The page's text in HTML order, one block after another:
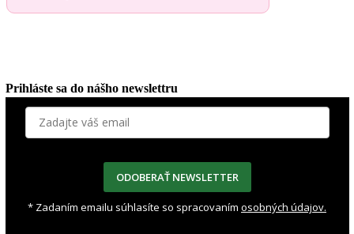
Prihláste sa do nášho newslettru
ODOBERAŤ NEWSLETTER
* Zadaním emailu súhlasíte so spracovaním osobných údajov.